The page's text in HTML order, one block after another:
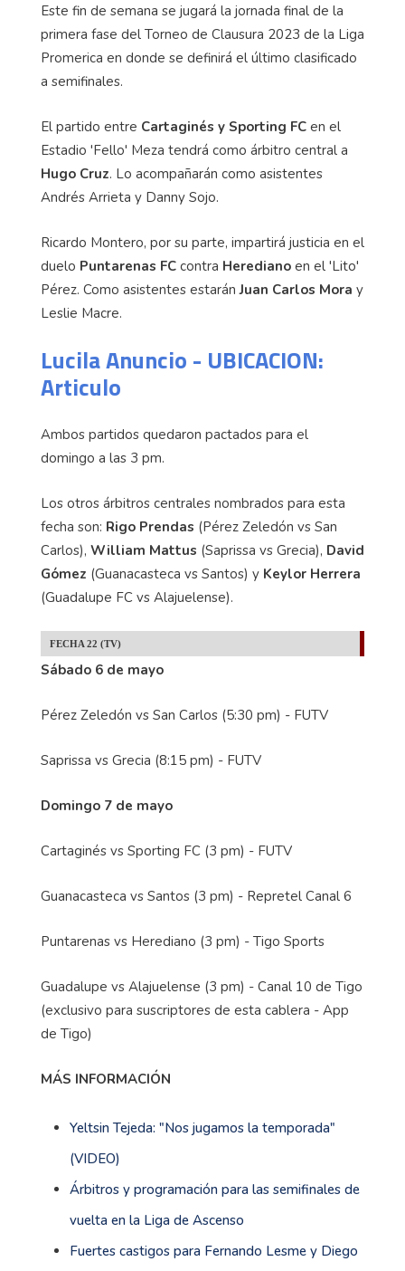
Este fin de semana se jugará la jornada final de la
primera fase del Torneo de Clausura 2023 de la Liga
Promerica en donde se definirá el último clasificado
a semifinales.
El partido entre Cartaginés y Sporting FC en el
Estadio 'Fello' Meza tendrá como árbitro central a
Hugo Cruz. Lo acompañarán como asistentes
Andrés Arrieta y Danny Sojo.
Ricardo Montero, por su parte, impartirá justicia en el
duelo Puntarenas FC contra Herediano en el 'Lito'
Pérez. Como asistentes estaránJuan Carlos Mora y
Leslie Macre.
Lucila Anuncio - UBICACION:
Articulo
Ambos partidos quedaron pactados para el
domingo a las 3 pm.
Los otros árbitros centrales nombrados para esta
fecha son: Rigo Prendas (Pérez Zeledón vs San
Carlos), William Mattus (Saprissa vs Grecia), David
Gómez (Guanacasteca vs Santos) y Keylor Herrera
(Guadalupe FC vs Alajuelense).
FECHA 22 (TV)
Sábado 6 de mayo
Pérez Zeledón vs San Carlos (5:30 pm) - FUTV
Saprissa vs Grecia (8:15 pm) - FUTV
Domingo 7 de mayo
Cartaginés vs Sporting FC (3 pm) - FUTV
Guanacasteca vs Santos (3 pm) - Repretel Canal 6
Puntarenas vs Herediano (3 pm) - Tigo Sports
Guadalupe vs Alajuelense (3 pm) - Canal 10 de Tigo
(exclusivo para suscriptores de esta cablera - App
de Tigo)
MÁS INFORMACIÓN
Yeltsin Tejeda: "Nos jugamos la temporada"
(VIDEO)
Árbitros y programación para las semifinales de
vuelta en la Liga de Ascenso
Fuertes castigos para Fernando Lesme y Diego